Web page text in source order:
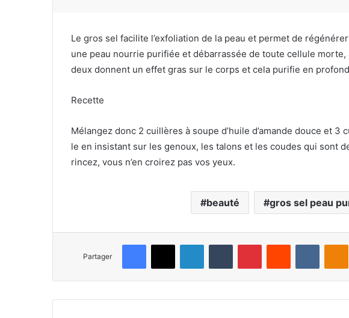
Le gros sel facilite l’exfoliation de la peau et permet de
une peau nourrie purifiée et débarrassée de toute cellule morte,
deux donnent un effet gras sur le corps et cela purifie en
Recette
Mélangez donc 2 cuillères à soupe d’huile d’amande douce et
le en insistant sur les genoux, les talons et les coudes qui sont
rincez, vous n’en croirez pas vos yeux.
beauté gros sel peau
Partager